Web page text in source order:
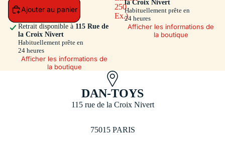
Limitée 250 Ex.)
Ajouter au panier
Retrait disponible à 115 Rue de
la Croix Nivert
Habituellement prête en
24 heures
Afficher les informations de
la boutique
250
Ex.)
la Croix Nivert
Habituellement prête en
24 heures
Afficher les informations de
la boutique
DAN-TOYS
115 rue de la Croix Nivert
75015 PARIS